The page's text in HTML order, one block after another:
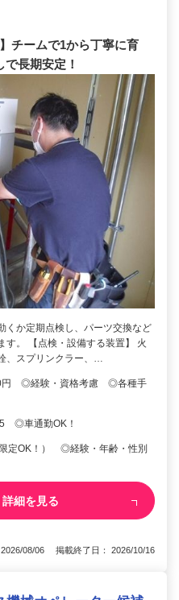
チームで1から丁寧に育
長期安定！
くか定期点検し、パーツ交換など
す。 【点検・設備する装置】 火
、スプリンクラー、…
円 ◎経験・資格考慮 ◎各種手
◎車通勤OK！
定OK！） ◎経験・年齢・性別
詳細を見る
2026/08/06 掲載終了日： 2026/10/16